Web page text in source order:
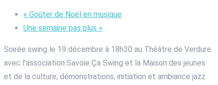
« Goûter de Noël en musique
Une semaine pas plus »
Soirée swing le 19 décembre à 18h30 au Théâtre de Verdure
avec l’association Savoie Ça Swing et la Maison des jeunes
et de la culture, démonstrations, initiation et ambiance jazz